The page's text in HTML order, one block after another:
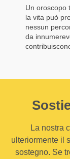
Un oroscopo
la vita può
nessun
da
La nostra
ulteriormente il
sostegno. Se